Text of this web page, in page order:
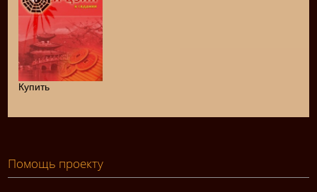
Купить
Помощь проекту